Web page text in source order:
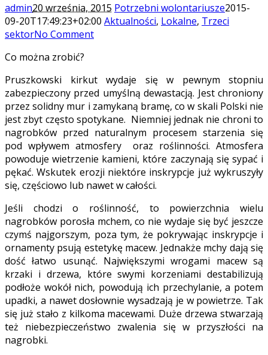
admin20 września, 2015 Potrzebni wolontariusze2015-
09-20T17:49:23+02:00 Aktualności, Lokalne, Trzeci
sektorNo Comment
Co można zrobić?
Pruszkowski kirkut wydaje się w pewnym stopniu
zabezpieczony przed umyślną dewastacją. Jest chroniony
przez solidny mur i zamykaną bramę, co w skali Polski nie
jest zbyt często spotykane. Niemniej jednak nie chroni to
nagrobków przed naturalnym procesem starzenia się
pod wpływem atmosfery
oraz roślinności. Atmosfera
powoduje wietrzenie kamieni, które zaczynają się sypać i
pękać. Wskutek erozji niektóre inskrypcje już wykruszyły
się, częściowo lub nawet w całości.
Jeśli chodzi o roślinność, to powierzchnia wielu
nagrobków porosła mchem, co nie wydaje się być jeszcze
czymś najgorszym, poza tym, że pokrywając inskrypcje i
ornamenty psują estetykę macew. Jednakże mchy dają się
dość łatwo usunąć. Największymi wrogami macew są
krzaki i drzewa, które swymi korzeniami destabilizują
podłoże wokół nich, powodują ich przechylanie, a potem
upadki, a nawet dosłownie wysadzają je w powietrze. Tak
się już stało z kilkoma macewami. Duże drzewa stwarzają
też niebezpieczeństwo zwalenia się w przyszłości na
nagrobki.